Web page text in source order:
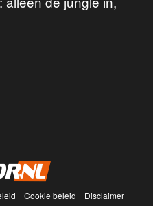
Cookie beleid
Disclaimer